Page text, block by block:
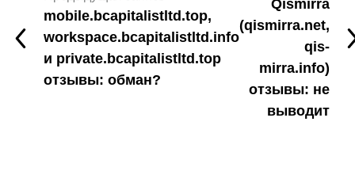
mobile.bcapitalistltd.top,
workspace.bcapitalistltd.info
и private.bcapitalistltd.top
отзывы: обман?
Qismirra
(qismirra.net,
qis-
mirra.info)
отзывы: не
выводит